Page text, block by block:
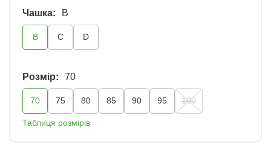
Чашка: B
B C D
Розмір: 70
70 75 80 85 90 95 100
Таблиця розмірів